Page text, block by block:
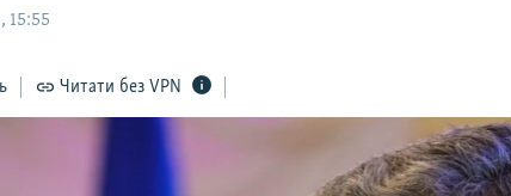
15:55
Читати без VPN